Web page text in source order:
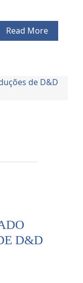
Read More
D&D